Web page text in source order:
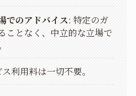
でのアドバイス: 特定のガ
ことなく、中立的な立場で
利用料は一切不要。